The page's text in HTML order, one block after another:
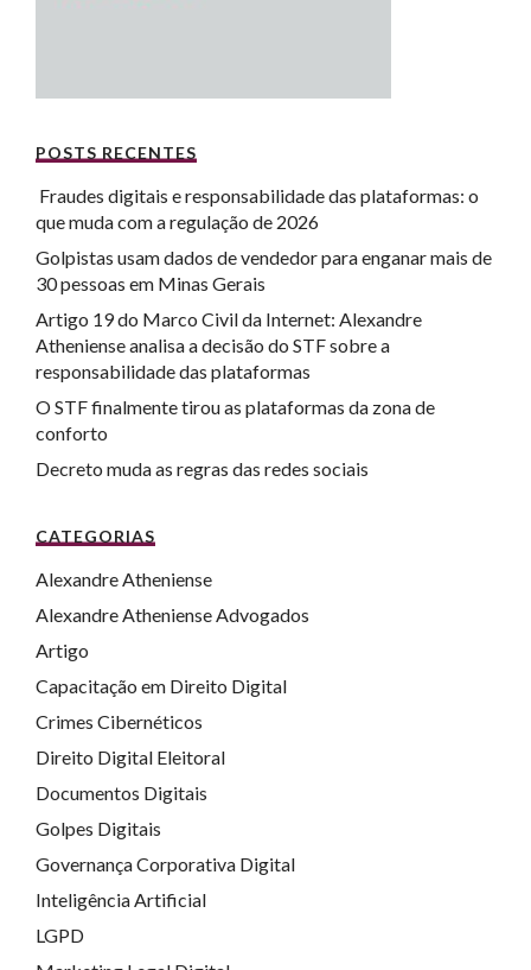
POSTS RECENTES
Fraudes digitais e responsabilidade das plataformas: o
que muda com a regulação de 2026
Golpistas usam dados de vendedor para enganar mais de
30 pessoas em Minas Gerais
Artigo 19 do Marco Civil da Internet: Alexandre
Atheniense analisa a decisão do STF sobre a
responsabilidade das plataformas
O STF finalmente tirou as plataformas da zona de
conforto
Decreto muda as regras das redes sociais
CATEGORIAS
Alexandre Atheniense
Alexandre Atheniense Advogados
Artigo
Capacitação em Direito Digital
Crimes Cibernéticos
Direito Digital Eleitoral
Documentos Digitais
Golpes Digitais
Governança Corporativa Digital
Inteligência Artificial
LGPD